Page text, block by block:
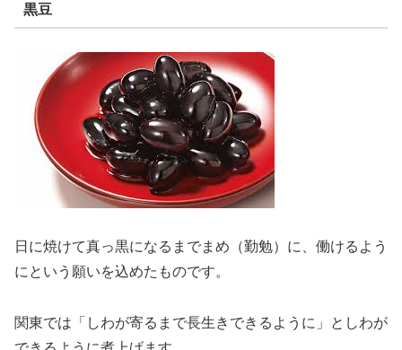
黒豆
日に焼けて真っ黒になるまでまめ（勤勉）に、働けるよう
にという願いを込めたものです。
関東では「しわが寄るまで長生きできるように」としわが